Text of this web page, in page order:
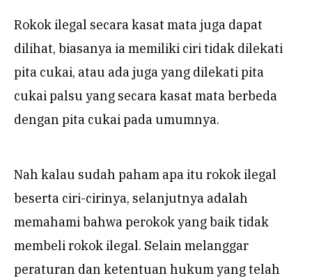
Rokok ilegal secara kasat mata juga dapat
dilihat, biasanya ia memiliki ciri tidak dilekati
pita cukai, atau ada juga yang dilekati pita
cukai palsu yang secara kasat mata berbeda
dengan pita cukai pada umumnya.
Nah kalau sudah paham apa itu rokok ilegal
beserta ciri-cirinya, selanjutnya adalah
memahami bahwa perokok yang baik tidak
membeli rokok ilegal. Selain melanggar
peraturan dan ketentuan hukum yang telah